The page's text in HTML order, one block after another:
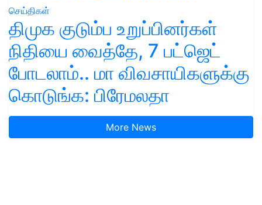
செய்திகள்
திமுக குடும்ப உறுப்பினர்கள்
நிதியை வைத்தே, 7 பட்ஜெட்
போடலாம்.. மா விவசாயிகளுக்கு
கொடுங்க: பிரேமலதா
More News